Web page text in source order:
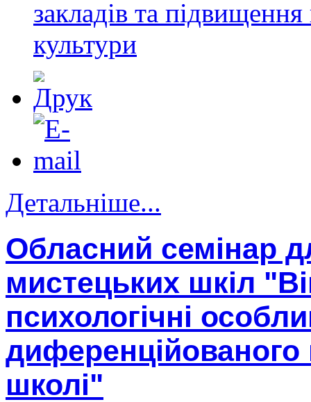
закладів та підвищення
культури
Детальніше...
Обласний семінар
мистецьких шкіл
психологічні
диференційованого
школі"